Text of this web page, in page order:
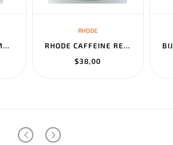
HERMES AUX CHAMPS EN FLEURS" PANTS NOIR
RHODE
RHODE CAFFEINE RESET SCULPTING CREAM MASK
$38,00